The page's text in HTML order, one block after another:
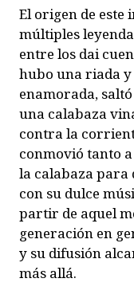
El origen de este
múltiples
entre los dai
hubo una riada
enamorada,
una calabaza
contra la
conmovió tanto
la calabaza para
con su dulce
partir de aquel
generación en
y su difusión
más allá.